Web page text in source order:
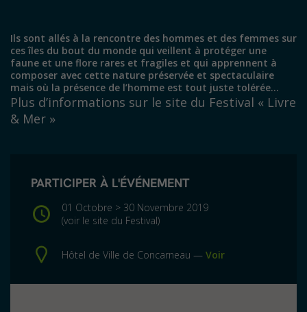
Ils sont allés à la rencontre des hommes et des femmes sur
ces îles du bout du monde qui veillent à protéger une
faune et une flore rares et fragiles et qui apprennent à
composer avec cette nature préservée et spectaculaire
mais où la présence de l’homme est tout juste tolérée…
Plus d’informations sur le site du Festival « Livre
& Mer »
PARTICIPER À L'ÉVÉNEMENT
01 Octobre > 30 Novembre 2019
(voir le site du Festival)
Hôtel de Ville de Concarneau — Voir